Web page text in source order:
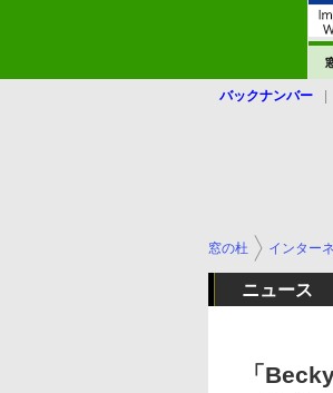
バックナンバー
窓の杜 インター
ニュース
「